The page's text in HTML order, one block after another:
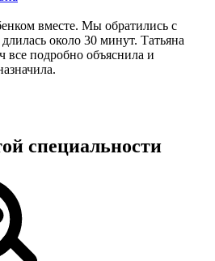
вместе. Мы обратились с
около 30 минут. Татьяна
все подробно объяснила и
специальности